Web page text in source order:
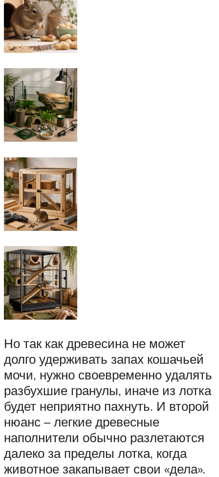
Но так как древесина не может
долго удерживать запах кошачьей
мочи, нужно своевременно удалять
разбухшие гранулы, иначе из лотка
будет неприятно пахнуть. И второй
нюанс – легкие древесные
наполнители обычно разлетаются
далеко за пределы лотка, когда
животное закапывает свои «дела».